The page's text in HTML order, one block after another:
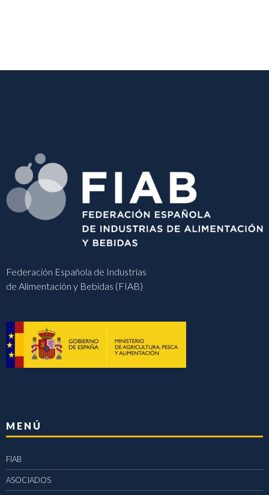
Federación Española de Industrias
de Alimentación y Bebidas (FIAB)
MENÚ
FIAB
ASOCIADOS